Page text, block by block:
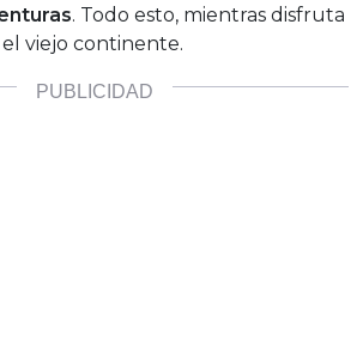
. Todo esto, mientras disfruta
viejo continente.